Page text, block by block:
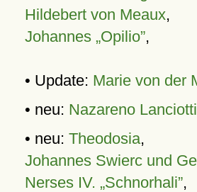
Hildebert von Meaux,
Johannes „Opilio”,
• Update: Marie von der
• neu: Nazareno Lanciotti
• neu: Theodosia,
Johannes Swierc und
Nerses IV. „Schnorhali”,